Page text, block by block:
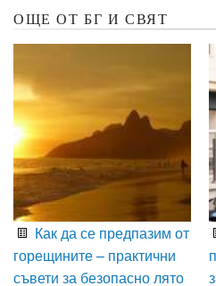
ОЩЕ ОТ БГ И СВЯТ
Как да се предпазим от
горещините – практични
съвети за безопасно лято